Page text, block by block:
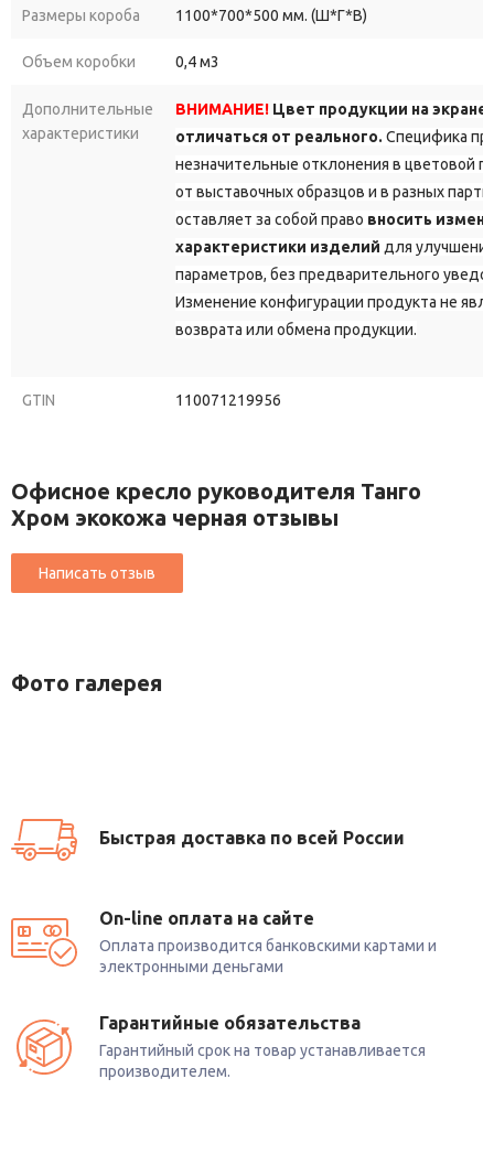
Размеры короба 1100*700*500 мм. (Ш*Г*В)
Объем коробки 0,4 м3
Дополнительные
характеристики
ВНИМАНИЕ! Цвет продукции на
отличаться от реального. Специфика
незначительные отклонения в цветовой
от выставочных образцов и в разных
оставляет за собой право вносить
характеристики изделий для
параметров, без предварительного
Изменение конфигурации продукта не
возврата или обмена продукции.
GTIN 110071219956
Офисное кресло руководителя Танго
Хром экокожа черная отзывы
Фото галерея
Быстрая доставка по всей России
On-line оплата на сайте
Оплата производится банковскими картами и
электронными деньгами
Гарантийные обязательства
Гарантийный срок на товар устанавливается
производителем.